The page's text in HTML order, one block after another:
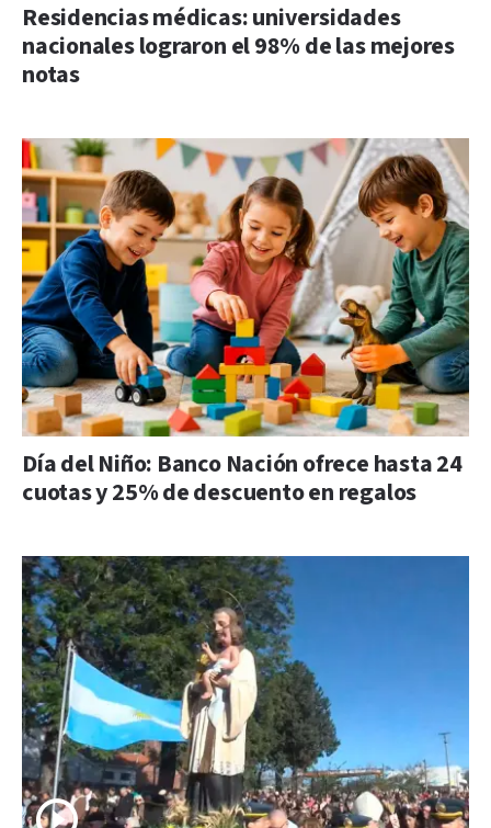
Residencias médicas: universidades
nacionales lograron el 98% de las mejores
notas
Día del Niño: Banco Nación ofrece hasta 24
cuotas y 25% de descuento en regalos